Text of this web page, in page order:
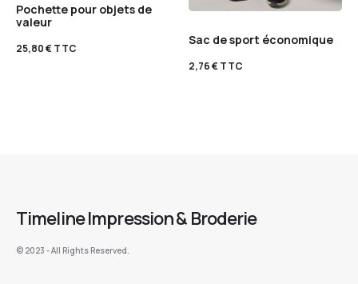
Pochette pour objets de
valeur
25,80€TTC
Sac de sport économique
2,76€TTC
Timeline Impression & Broderie
©️ 2023 - All Rights Reserved.